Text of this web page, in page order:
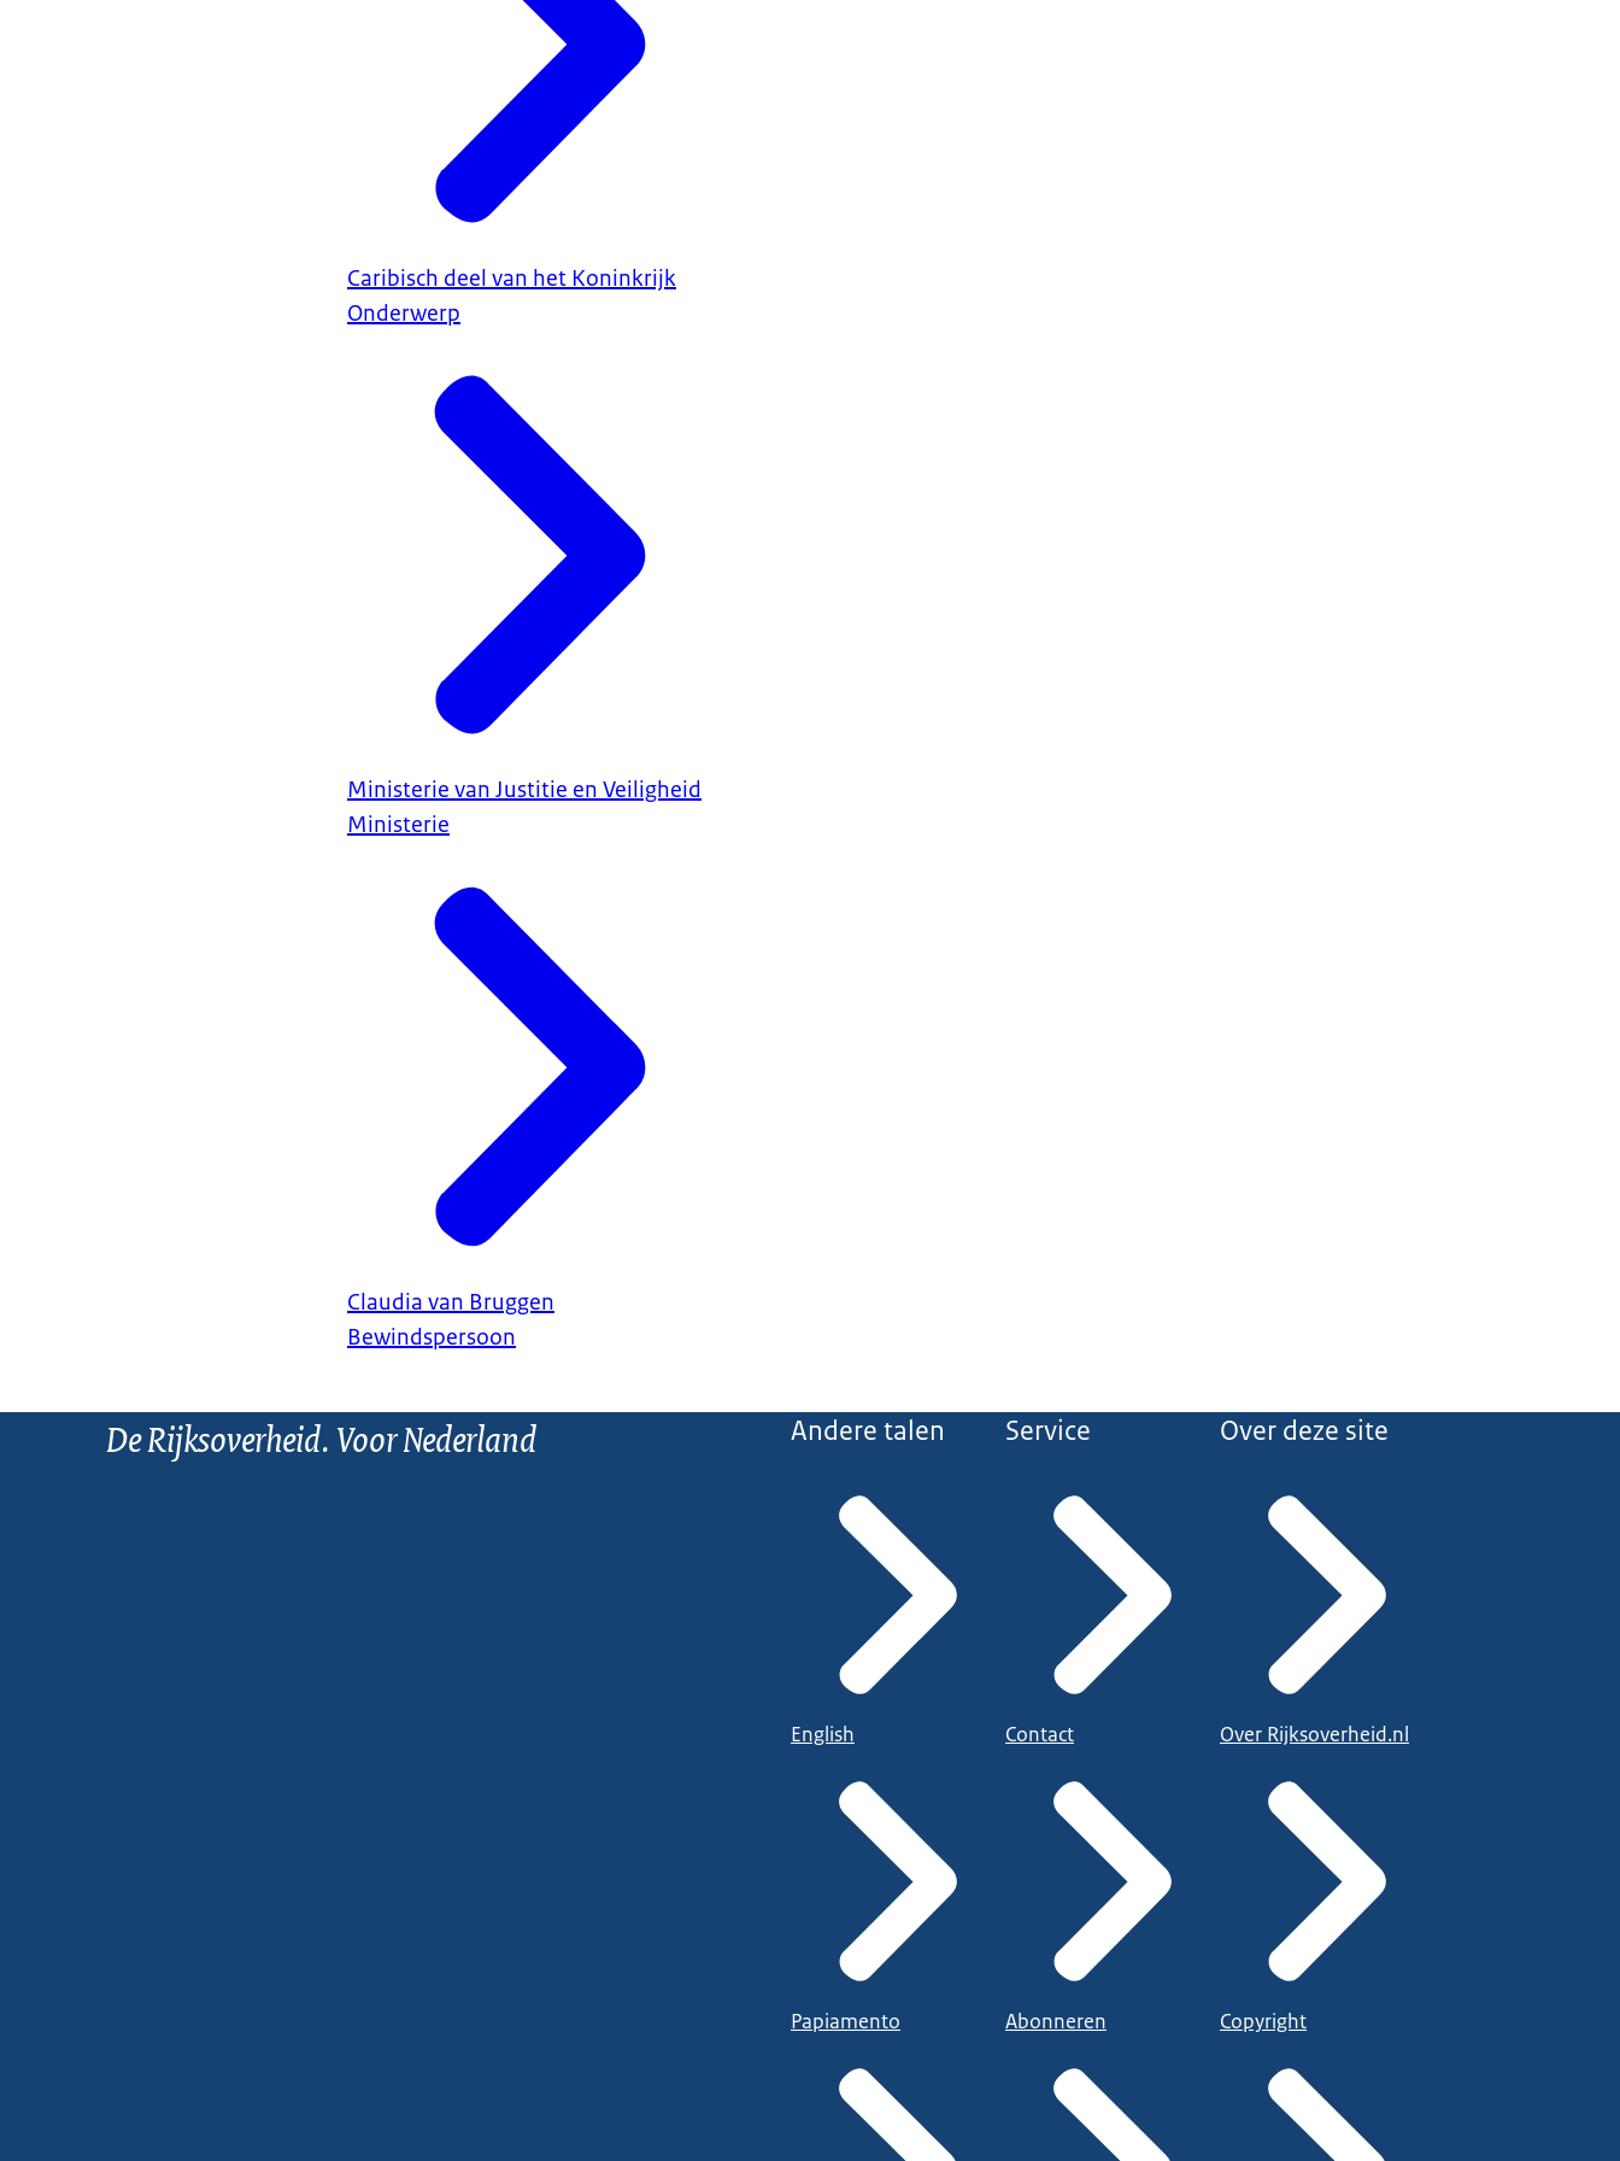
Caribisch deel van het Koninkrijk
Onderwerp
Ministerie van Justitie en Veiligheid
Ministerie
Claudia van Bruggen
Bewindspersoon
De Rijksoverheid. Voor Nederland Andere talen
English
Papiamento
Service
Contact
Abonneren
Over deze site
Over Rijksoverheid.nl
Copyright